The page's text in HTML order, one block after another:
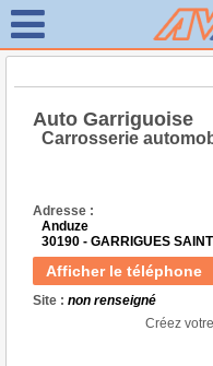
Auto Garriguoise
Carrosserie
Adresse :
Anduze
30190 - GARRIGUES
Afficher le téléphone
Site : non renseigné
Créez